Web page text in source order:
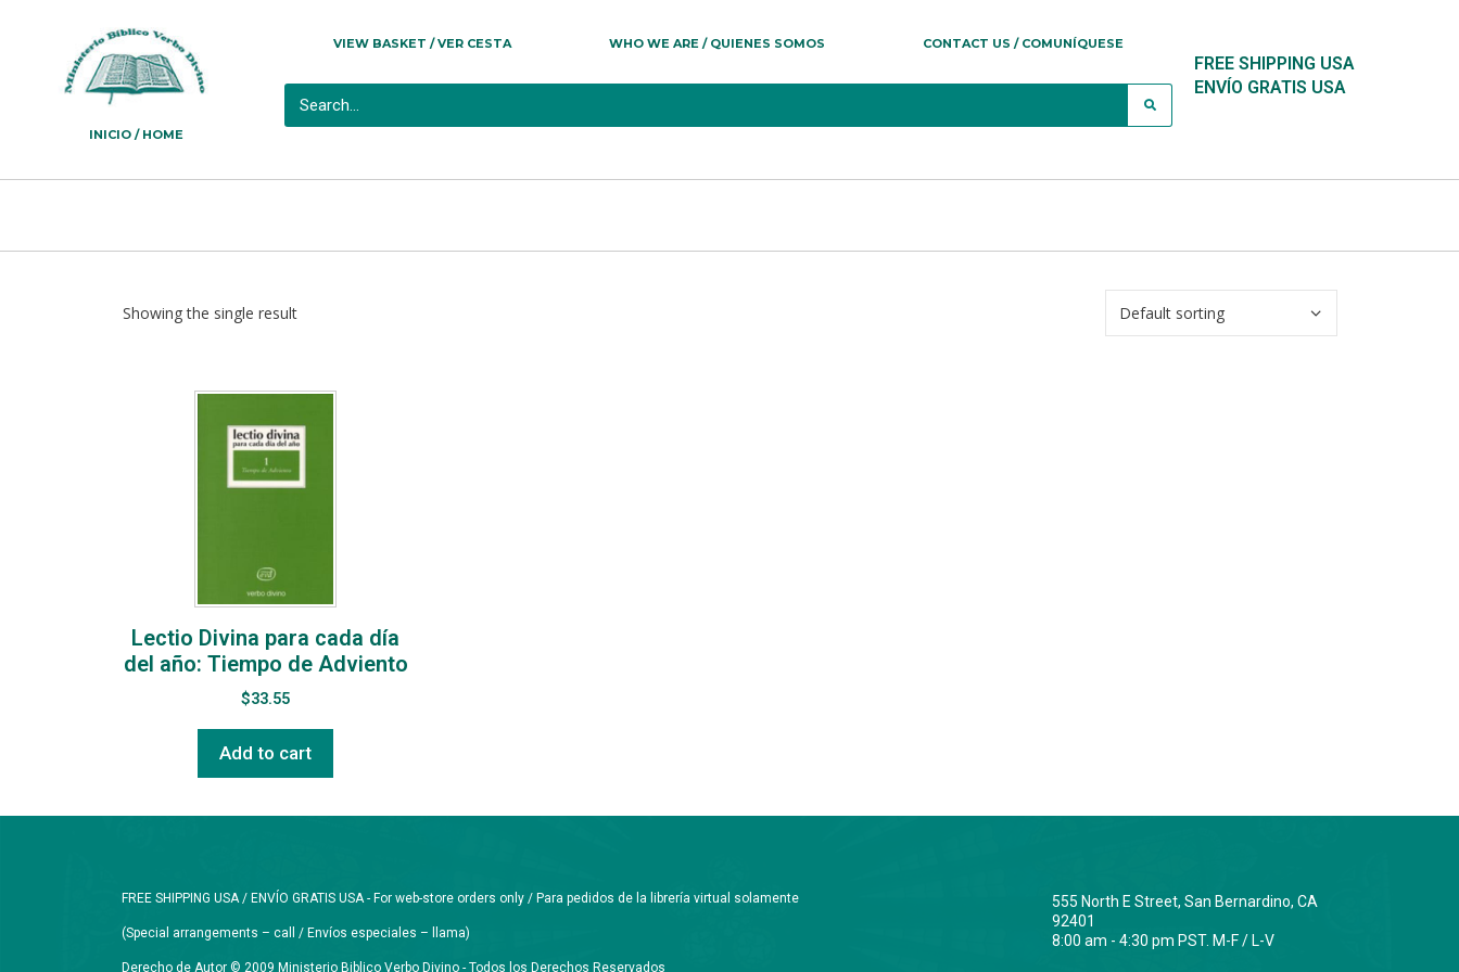
INICIO / HOME
VIEW BASKET / VER CESTA WHO WE ARE / QUIENES SOMOS CONTACT US / COMUNÍQUESE
FREE SHIPPING USA
ENVÍO GRATIS USA
Showing the single result
Lectio Divina para cada día
del año: Tiempo de Adviento
$33.55
Add to cart
FREE SHIPPING USA / ENVÍO GRATIS USA - For web-store orders only / Para pedidos de la librería virtual solamente
(Special arrangements – call / Envíos especiales – llama)
Derecho de Autor © 2009 Ministerio Biblico Verbo Divino - Todos los Derechos Reservados
555 North E Street, San Bernardino, CA
92401
8:00 am - 4:30 pm PST. M-F / L-V